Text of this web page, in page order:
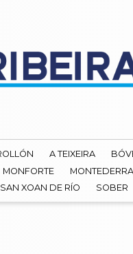
A TEIXEIRA
MONFORTE
SAN XOAN DE RÍO SOBER